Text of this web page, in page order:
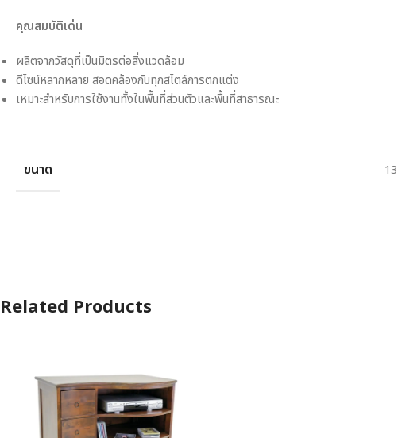
คุณสมบัติเด่น
ผลิตจากวัสดุที่เป็นมิตรต่อสิ่งแวดล้อม
ดีไซน์หลากหลาย สอดคล้องกับทุกสไตล์การตกแต่ง
เหมาะสำหรับการใช้งานทั้งในพื้นที่ส่วนตัวและพื้นที่สาธารณะ
ขนาด
Related Products